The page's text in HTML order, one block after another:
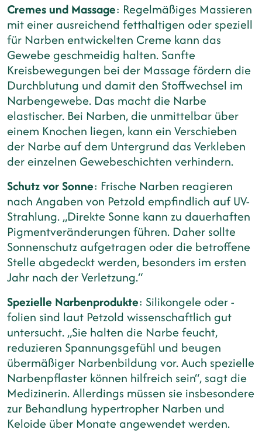
Cremes und Massage: Regelmäßiges Massieren
mit einer ausreichend fetthaltigen oder speziell
für Narben entwickelten Creme kann das
Gewebe geschmeidig halten. Sanfte
Kreisbewegungen bei der Massage fördern die
Durchblutung und damit den Stoffwechsel im
Narbengewebe. Das macht die Narbe
elastischer. Bei Narben, die unmittelbar über
einem Knochen liegen, kann ein Verschieben
der Narbe auf dem Untergrund das Verkleben
der einzelnen Gewebeschichten verhindern.
Schutz vor Sonne: Frische Narben reagieren
nach Angaben von Petzold empfindlich auf UV-
Strahlung. „Direkte Sonne kann zu dauerhaften
Pigmentveränderungen führen. Daher sollte
Sonnenschutz aufgetragen oder die betroffene
Stelle abgedeckt werden, besonders im ersten
Jahr nach der Verletzung.“
Spezielle Narbenprodukte: Silikongele oder -
folien sind laut Petzold wissenschaftlich gut
untersucht. „Sie halten die Narbe feucht,
reduzieren Spannungsgefühl und beugen
übermäßiger Narbenbildung vor. Auch spezielle
Narbenpflaster können hilfreich sein“, sagt die
Medizinerin. Allerdings müssen sie insbesondere
zur Behandlung hypertropher Narben und
Keloide über Monate angewendet werden.